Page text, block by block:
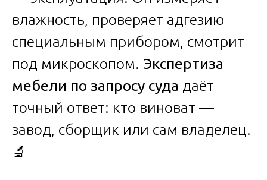
влажность, проверяет адгезию
специальным прибором, смотрит
под микроскопом. Экспертиза
мебели по запросу суда даёт
точный ответ: кто виноват —
завод, сборщик или сам владелец.
🔬